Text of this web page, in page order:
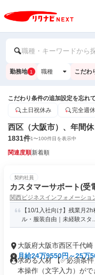
職種・キーワードから
勤務地 1 職種 こだわ
こだわり条件の追加設定を忘れ
土日祝休み
完全週
西区（大阪市）、年間
1831件1〜100件目を表示中
関連度順新着順
契約社員
カスタマーサポート(受
関西ビジネスインフォメーショ
【10/1入社向け】残業月
ル・服装自由｜未経験スタ
大阪府大阪市西区千代崎
月給24万9550円～25万
求める人材 【✅必須条
本操作（文字入力）がで